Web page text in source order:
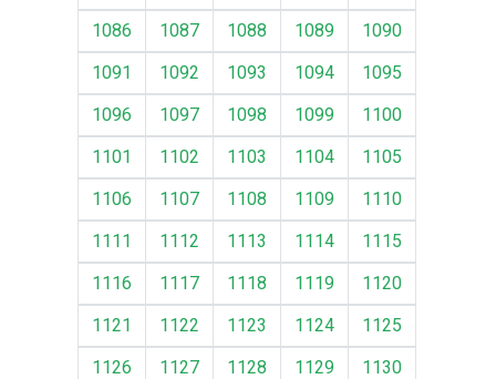
1086
1087 1088 1089
1090
1091
1092 1093 1094
1095
1096
1097 1098 1099
1100
1101
1102 1103 1104
1105
1106
1107 1108 1109
1110
1111
1112 1113 1114
1115
1116
1117 1118 1119
1120
1121
1122 1123 1124
1125
1126
1127 1128 1129 1130